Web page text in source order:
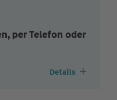
per Telefon oder
Details